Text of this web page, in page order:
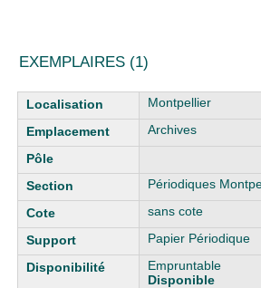
EXEMPLAIRES (1)
Liste des exemplaires
Montpellier
Archives
Périodiques
sans cote
Papier Périodique
Empruntable
Disponible